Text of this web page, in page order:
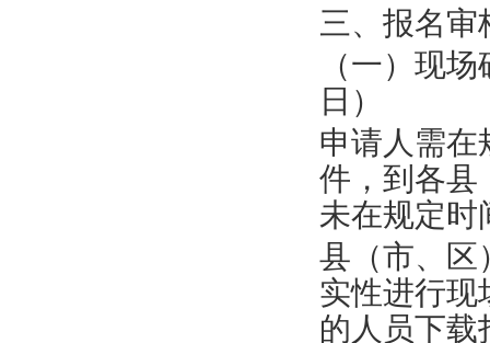
三、报名审
（一）现
日 ）
申请人需在
件，到各县
未在规定时
县 （市、 区
实性进行现
的人员下载